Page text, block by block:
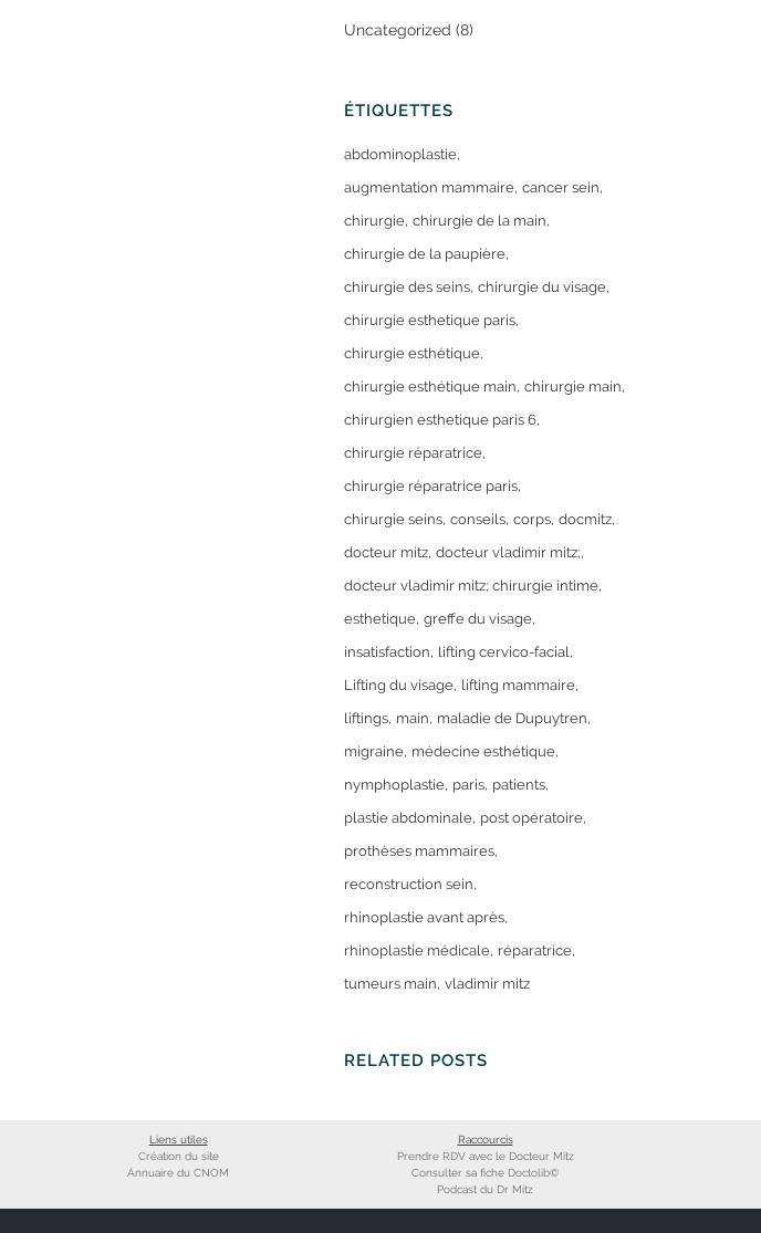
Uncategorized (8)
ÉTIQUETTES
abdominoplastie
augmentation mammaire cancer sein
chirurgie chirurgie de la main
chirurgie de la paupière
chirurgie des seins chirurgie du visage
chirurgie esthetique paris
chirurgie esthétique
chirurgie esthétique main chirurgie main
chirurgien esthetique paris 6
chirurgie réparatrice
chirurgie réparatrice paris
chirurgie seins conseils corps docmitz
docteur mitz docteur vladimir mitz;
docteur vladimir mitz; chirurgie intime
esthetique greffe du visage
insatisfaction lifting cervico-facial
Lifting du visage lifting mammaire
liftings main maladie de Dupuytren
migraine médecine esthétique
nymphoplastie paris patients
plastie abdominale post opératoire
prothèses mammaires
reconstruction sein
rhinoplastie avant après
rhinoplastie médicale réparatrice
tumeurs main vladimir mitz
RELATED POSTS
Liens utiles
Création du site
Annuaire du CNOM
Raccourcis
Prendre RDV avec le Docteur Mitz
Consulter sa fiche Doctolib©
Podcast du Dr Mitz